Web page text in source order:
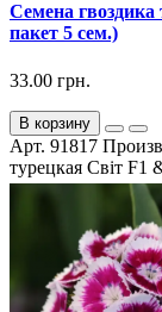
Семена гвоздика
пакет 5 сем.)
33.00 грн.
В корзину
Арт. 91817
турецкая Світ F1